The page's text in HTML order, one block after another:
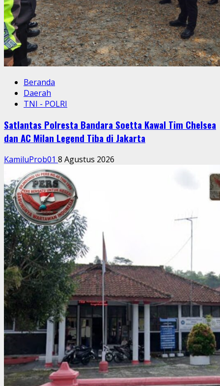
Beranda
Daerah
TNI - POLRI
Satlantas Polresta Bandara Soetta Kawal Tim Chelsea
dan AC Milan Legend Tiba di Jakarta
KamiluProb01 8 Agustus 2026